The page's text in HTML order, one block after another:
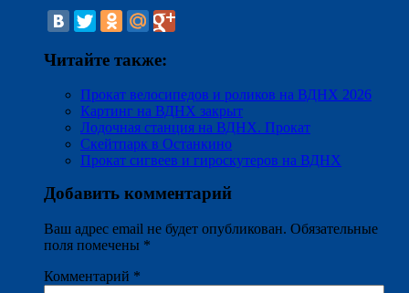
Читайте также:
Прокат велосипедов и роликов на ВДНХ 2026
Картинг на ВДНХ закрыт
Лодочная станция на ВДНХ. Прокат
Скейтпарк в Останкино
Прокат сигвеев и гироскутеров на ВДНХ
Добавить комментарий
Ваш адрес email не будет опубликован. Обязательные
поля помечены *
Комментарий *